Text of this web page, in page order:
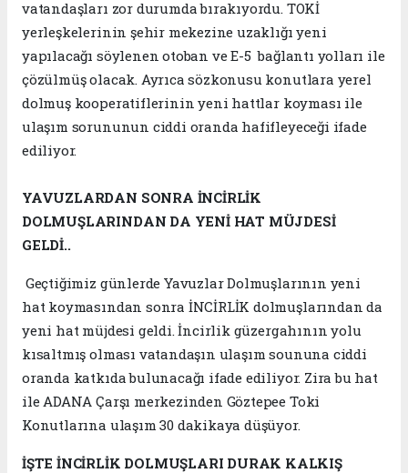
vatandaşları zor durumda bırakıyordu. TOKİ
yerleşkelerinin şehir mekezine uzaklığı yeni
yapılacağı söylenen otoban ve E-5 bağlantı yolları ile
çözülmüş olacak. Ayrıca sözkonusu konutlara yerel
dolmuş kooperatiflerinin yeni hattlar koyması ile
ulaşım sorununun ciddi oranda hafifleyeceği ifade
ediliyor.
YAVUZLARDAN SONRA İNCİRLİK
DOLMUŞLARINDAN DA YENİ HAT MÜJDESİ
GELDİ..
Geçtiğimiz günlerde Yavuzlar Dolmuşlarının yeni
hat koymasından sonra İNCİRLİK dolmuşlarından da
yeni hat müjdesi geldi. İncirlik güzergahının yolu
kısaltmış olması vatandaşın ulaşım soununa ciddi
oranda katkıda bulunacağı ifade ediliyor. Zira bu hat
ile ADANA Çarşı merkezinden Göztepee Toki
Konutlarına ulaşım 30 dakikaya düşüyor.
İŞTE İNCİRLİK DOLMUŞLARI DURAK KALKIŞ